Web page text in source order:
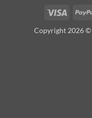
Visa
Copyright 2026 ©